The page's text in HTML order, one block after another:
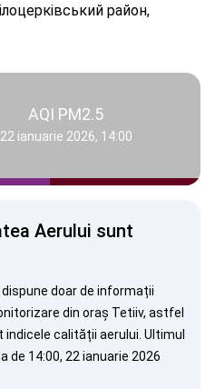
район,
AQI PM2.5
22 ianuarie 2026, 14:00
Aerului sunt
doar de informații
din oraș Tetiiv, astfel
calității aerului. Ultimul
14:00, 22 ianuarie 2026